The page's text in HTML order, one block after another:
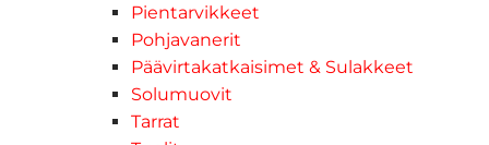
Pientarvikkeet
Pohjavanerit
Päävirtakatkaisimet & Sulakkeet
Solumuovit
Tarrat